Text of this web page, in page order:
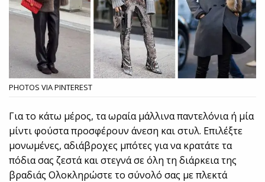
PHOTOS VIA PINTEREST
Για το κάτω μέρος, τα ωραία μάλλινα παντελόνια ή μία
μίντι φούστα προσφέρουν άνεση και στυλ. Επιλέξτε
μονωμένες, αδιάβροχες μπότες για να κρατάτε τα
πόδια σας ζεστά και στεγνά σε όλη τη διάρκεια της
βραδιάς Ολοκληρώστε το σύνολό σας με πλεκτά